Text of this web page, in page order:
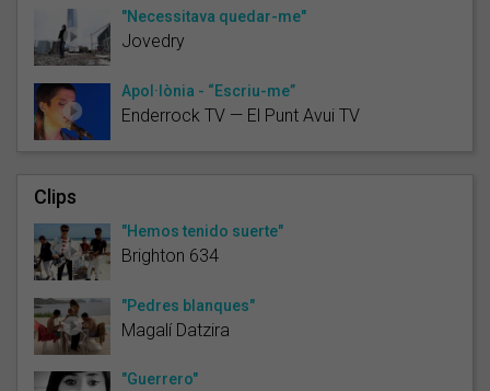
"Necessitava quedar-me"
Jovedry
Apol·lònia - “Escriu-me”
Enderrock TV — El Punt Avui TV
Clips
"Hemos tenido suerte"
Brighton 634
"Pedres blanques"
Magalí Datzira
"Guerrero"